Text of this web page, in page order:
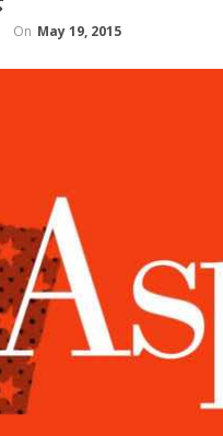
On May 19, 2015